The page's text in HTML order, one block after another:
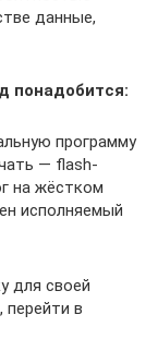
данные,
понадобится:
программу
— flash-
на жёстком
исполняемый
для своей
в